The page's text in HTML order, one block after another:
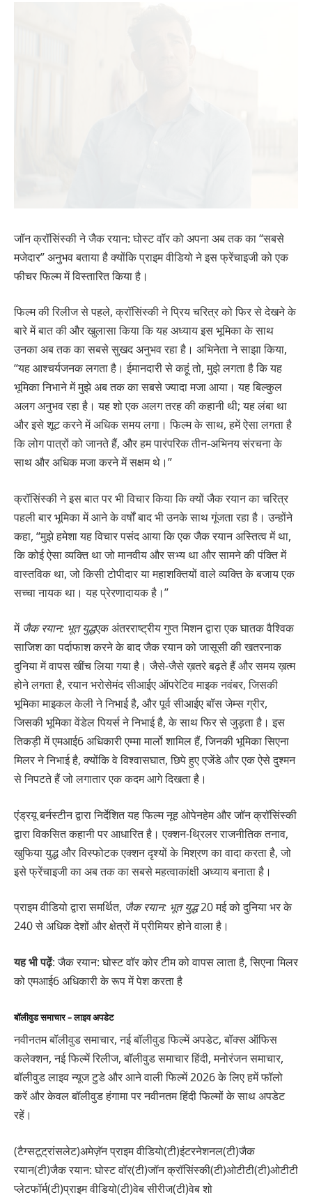
जॉन क्रॉसिंस्की ने जैक रयान: घोस्ट वॉर को अपना अब तक का “सबसे
मजेदार” अनुभव बताया है क्योंकि प्राइम वीडियो ने इस फ्रेंचाइजी को एक
फीचर फिल्म में विस्तारित किया है।
फिल्म की रिलीज से पहले, क्रॉसिंस्की ने प्रिय चरित्र को फिर से देखने के
बारे में बात की और खुलासा किया कि यह अध्याय इस भूमिका के साथ
उनका अब तक का सबसे सुखद अनुभव रहा है। अभिनेता ने साझा किया,
“यह आश्चर्यजनक लगता है। ईमानदारी से कहूं तो, मुझे लगता है कि यह
भूमिका निभाने में मुझे अब तक का सबसे ज्यादा मजा आया। यह बिल्कुल
अलग अनुभव रहा है। यह शो एक अलग तरह की कहानी थी; यह लंबा था
और इसे शूट करने में अधिक समय लगा। फिल्म के साथ, हमें ऐसा लगता है
कि लोग पात्रों को जानते हैं, और हम पारंपरिक तीन-अभिनय संरचना के
साथ और अधिक मजा करने में सक्षम थे।”
क्रॉसिंस्की ने इस बात पर भी विचार किया कि क्यों जैक रयान का चरित्र
पहली बार भूमिका में आने के वर्षों बाद भी उनके साथ गूंजता रहा है। उन्होंने
कहा, “मुझे हमेशा यह विचार पसंद आया कि एक जैक रयान अस्तित्व में था,
कि कोई ऐसा व्यक्ति था जो मानवीय और सभ्य था और सामने की पंक्ति में
वास्तविक था, जो किसी टोपीदार या महाशक्तियों वाले व्यक्ति के बजाय एक
सच्चा नायक था। यह प्रेरणादायक है।”
में जैक रयान: भूत युद्धएक अंतरराष्ट्रीय गुप्त मिशन द्वारा एक घातक वैश्विक
साजिश का पर्दाफाश करने के बाद जैक रयान को जासूसी की खतरनाक
दुनिया में वापस खींच लिया गया है। जैसे-जैसे ख़तरे बढ़ते हैं और समय ख़त्म
होने लगता है, रयान भरोसेमंद सीआईए ऑपरेटिव माइक नवंबर, जिसकी
भूमिका माइकल केली ने निभाई है, और पूर्व सीआईए बॉस जेम्स ग्रीर,
जिसकी भूमिका वेंडेल पियर्स ने निभाई है, के साथ फिर से जुड़ता है। इस
तिकड़ी में एमआई6 अधिकारी एम्मा मार्लो शामिल हैं, जिनकी भूमिका सिएना
मिलर ने निभाई है, क्योंकि वे विश्वासघात, छिपे हुए एजेंडे और एक ऐसे दुश्मन
से निपटते हैं जो लगातार एक कदम आगे दिखता है।
एंड्रयू बर्नस्टीन द्वारा निर्देशित यह फिल्म नूह ओपेनहेम और जॉन क्रॉसिंस्की
द्वारा विकसित कहानी पर आधारित है। एक्शन-थ्रिलर राजनीतिक तनाव,
खुफिया युद्ध और विस्फोटक एक्शन दृश्यों के मिश्रण का वादा करता है, जो
इसे फ्रेंचाइजी का अब तक का सबसे महत्वाकांक्षी अध्याय बनाता है।
प्राइम वीडियो द्वारा समर्थित, जैक रयान: भूत युद्ध20 मई को दुनिया भर के
240 से अधिक देशों और क्षेत्रों में प्रीमियर होने वाला है।
यह भी पढ़ें: जैक रयान: घोस्ट वॉर कोर टीम को वापस लाता है, सिएना मिलर
को एमआई6 अधिकारी के रूप में पेश करता है
बॉलीवुड समाचार – लाइव अपडेट
नवीनतम बॉलीवुड समाचार, नई बॉलीवुड फिल्में अपडेट, बॉक्स ऑफिस
कलेक्शन, नई फिल्में रिलीज, बॉलीवुड समाचार हिंदी, मनोरंजन समाचार,
बॉलीवुड लाइव न्यूज टुडे और आने वाली फिल्में 2026 के लिए हमें फॉलो
करें और केवल बॉलीवुड हंगामा पर नवीनतम हिंदी फिल्मों के साथ अपडेट
रहें।
(टैग्सटूट्रांसलेट)अमेज़ॅन प्राइम वीडियो(टी)इंटरनेशनल(टी)जैक
रयान(टी)जैक रयान: घोस्ट वॉर(टी)जॉन क्रॉसिंस्की(टी)ओटीटी(टी)ओटीटी
प्लेटफॉर्म(टी)प्राइम वीडियो(टी)वेब सीरीज(टी)वेब शो